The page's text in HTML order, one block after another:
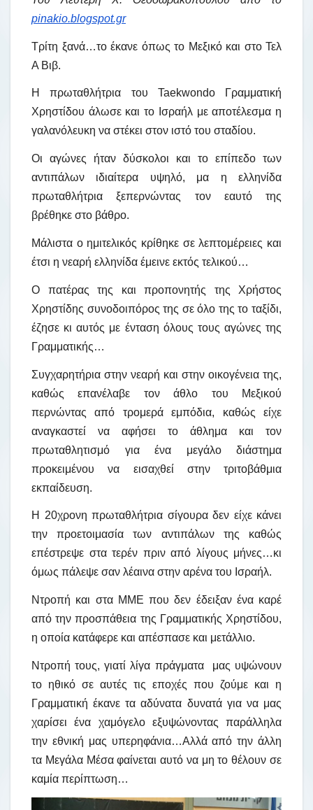
pinakio.blogspot.gr
Τρίτη ξανά…το έκανε όπως το Μεξικό και στο Τελ
Α Βιβ.
Η πρωταθλήτρια του Taekwondo Γραμματική
Χρηστίδου άλωσε και το Ισραήλ με αποτέλεσμα η
γαλανόλευκη να στέκει στον ιστό του σταδίου.
Οι αγώνες ήταν δύσκολοι και το επίπεδο των
αντιπάλων ιδιαίτερα υψηλό, μα η ελληνίδα
πρωταθλήτρια ξεπερνώντας τον εαυτό της
βρέθηκε στο βάθρο.
Μάλιστα ο ημιτελικός κρίθηκε σε λεπτομέρειες και
έτσι η νεαρή ελληνίδα έμεινε εκτός τελικού…
Ο πατέρας της και προπονητής της Χρήστος
Χρηστίδης συνοδοιπόρος της σε όλο της το ταξίδι,
έζησε κι αυτός με ένταση όλους τους αγώνες της
Γραμματικής…
Συγχαρητήρια στην νεαρή και στην οικογένεια της,
καθώς επανέλαβε τον άθλο του Μεξικού
περνώντας από τρομερά εμπόδια, καθώς είχε
αναγκαστεί να αφήσει το άθλημα και τον
πρωταθλητισμό για ένα μεγάλο διάστημα
προκειμένου να εισαχθεί στην τριτοβάθμια
εκπαίδευση.
Η 20χρονη πρωταθλήτρια σίγουρα δεν είχε κάνει
την προετοιμασία των αντιπάλων της καθώς
επέστρεψε στα τερέν πριν από λίγους μήνες…κι
όμως πάλεψε σαν λέαινα στην αρένα του Ισραήλ.
Ντροπή και στα ΜΜΕ που δεν έδειξαν ένα καρέ
από την προσπάθεια της Γραμματικής Χρηστίδου,
η οποία κατάφερε και απέσπασε και μετάλλιο.
Ντροπή τους, γιατί λίγα πράγματα μας υψώνουν
το ηθικό σε αυτές τις εποχές που ζούμε και η
Γραμματική έκανε τα αδύνατα δυνατά για να μας
χαρίσει ένα χαμόγελο εξυψώνοντας παράλληλα
την εθνική μας υπερηφάνια…Αλλά από την άλλη
τα Μεγάλα Μέσα φαίνεται αυτό να μη το θέλουν σε
καμία περίπτωση…